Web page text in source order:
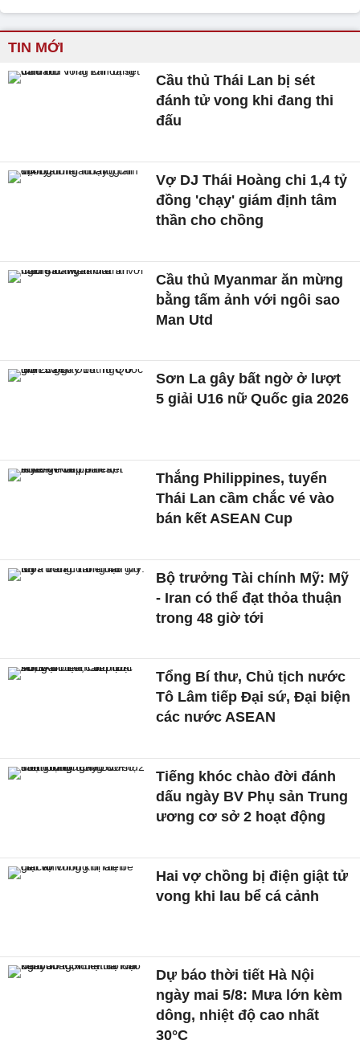
TIN MỚI
Cầu thủ Thái Lan bị sét
đánh tử vong khi đang thi
đấu
Vợ DJ Thái Hoàng chi 1,4 tỷ
đồng 'chạy' giám định tâm
thần cho chồng
Cầu thủ Myanmar ăn mừng
bằng tấm ảnh với ngôi sao
Man Utd
Sơn La gây bất ngờ ở lượt
5 giải U16 nữ Quốc gia 2026
Thắng Philippines, tuyển
Thái Lan cầm chắc vé vào
bán kết ASEAN Cup
Bộ trưởng Tài chính Mỹ: Mỹ
- Iran có thể đạt thỏa thuận
trong 48 giờ tới
Tổng Bí thư, Chủ tịch nước
Tô Lâm tiếp Đại sứ, Đại biện
các nước ASEAN
Tiếng khóc chào đời đánh
dấu ngày BV Phụ sản Trung
ương cơ sở 2 hoạt động
Hai vợ chồng bị điện giật tử
vong khi lau bể cá cảnh
Dự báo thời tiết Hà Nội
ngày mai 5/8: Mưa lớn kèm
dông, nhiệt độ cao nhất
30°C